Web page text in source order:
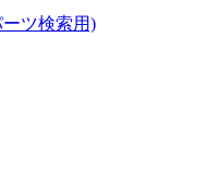
ツ検索用)